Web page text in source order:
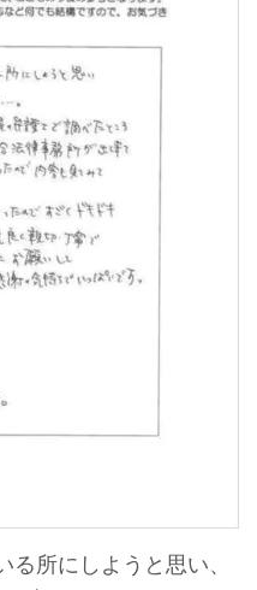
所にしようと思い、